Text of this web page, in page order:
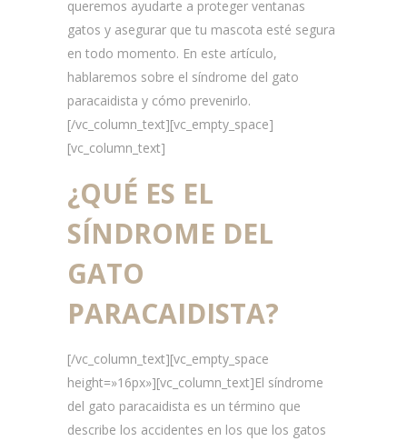
queremos ayudarte a proteger ventanas
gatos y asegurar que tu mascota esté segura
en todo momento. En este artículo,
hablaremos sobre el síndrome del gato
paracaidista y cómo prevenirlo.
[/vc_column_text][vc_empty_space]
[vc_column_text]
¿QUÉ ES EL
SÍNDROME DEL
GATO
PARACAIDISTA?
[/vc_column_text][vc_empty_space
height=»16px»][vc_column_text]El síndrome
del gato paracaidista es un término que
describe los accidentes en los que los gatos